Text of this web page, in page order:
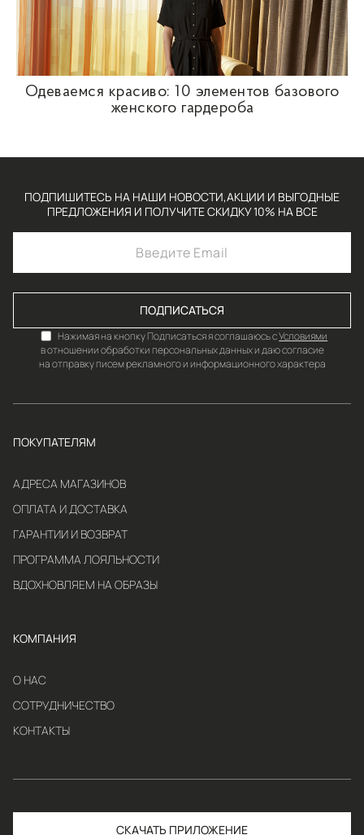
Одеваемся красиво: 10 элементов базового
женского гардероба
ПОДПИШИТЕСЬ НА НАШИ НОВОСТИ,АКЦИИ И ВЫГОДНЫЕ
ПРЕДЛОЖЕНИЯ И ПОЛУЧИТЕ СКИДКУ 10% НА ВСЕ
ПОДПИСАТЬСЯ
Нажимая на кнопку Подписаться я соглашаюсь сУсловиями
в отношении обработки персональных данных и даю согласие
на отправку писем рекламного и информационного характера
ПОКУПАТЕЛЯМ
АДРЕСА МАГАЗИНОВ
ОПЛАТА И ДОСТАВКА
ГАРАНТИИ И ВОЗВРАТ
ПРОГРАММА ЛОЯЛЬНОСТИ
ВДОХНОВЛЯЕМ НА ОБРАЗЫ
КОМПАНИЯ
О НАС
СОТРУДНИЧЕСТВО
КОНТАКТЫ
СКАЧАТЬ